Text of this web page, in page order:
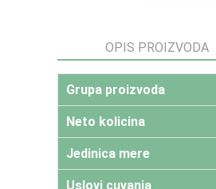
OPIS PROIZVODA
Grupa proizvoda
Neto kolicina
Jedinica mere
Uslovi cuvanja